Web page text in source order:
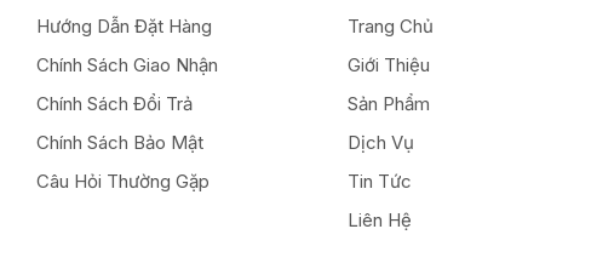
Hướng Dẫn Đặt Hàng
Chính Sách Giao Nhận
Chính Sách Đổi Trả
Chính Sách Bảo Mật
Câu Hỏi Thường Gặp
Trang Chủ
Giới Thiệu
Sản Phẩm
Dịch Vụ
Tin Tức
Liên Hệ